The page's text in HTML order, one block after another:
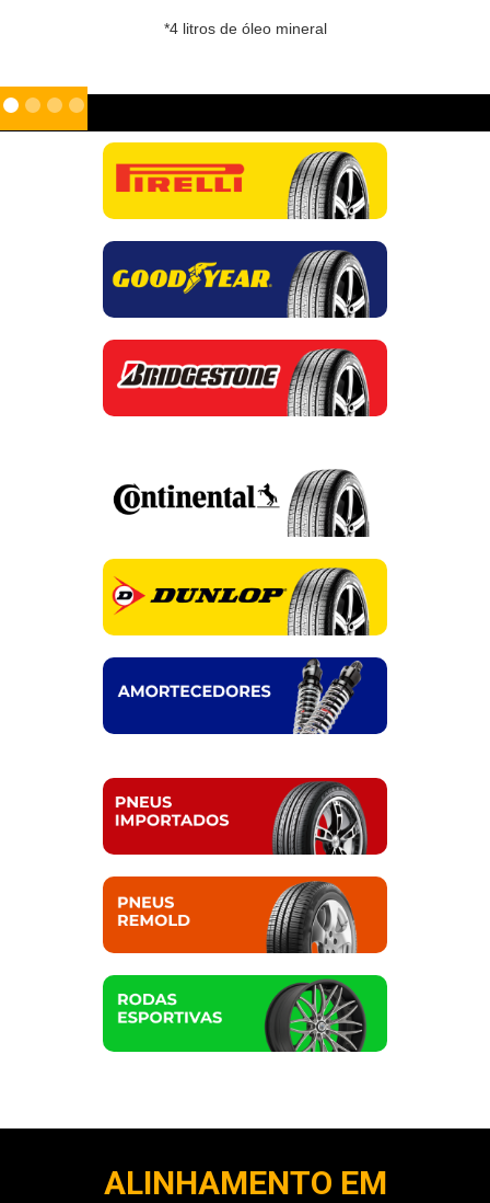
*4 litros de óleo mineral
ALINHAMENTO EM